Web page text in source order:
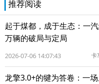
推荐阅读
起于煤都，成于生态：一
万辆的破局与定局
2026-07-06 14:07:43 卡
龙擎3.0+的犍为答卷：一